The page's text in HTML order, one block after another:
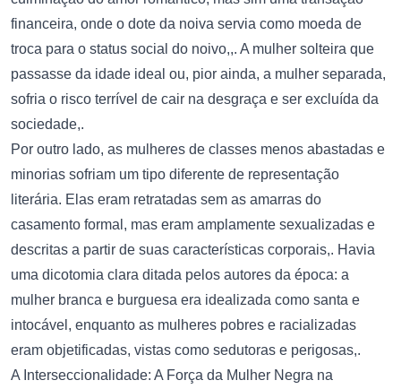
financeira, onde o dote da noiva servia como moeda de
troca para o status social do noivo,,. A mulher solteira que
passasse da idade ideal ou, pior ainda, a mulher separada,
sofria o risco terrível de cair na desgraça e ser excluída da
sociedade,.
Por outro lado, as mulheres de classes menos abastadas e
minorias sofriam um tipo diferente de representação
literária. Elas eram retratadas sem as amarras do
casamento formal, mas eram amplamente sexualizadas e
descritas a partir de suas características corporais,. Havia
uma dicotomia clara ditada pelos autores da época: a
mulher branca e burguesa era idealizada como santa e
intocável, enquanto as mulheres pobres e racializadas
eram objetificadas, vistas como sedutoras e perigosas,.
A Interseccionalidade: A Força da Mulher Negra na